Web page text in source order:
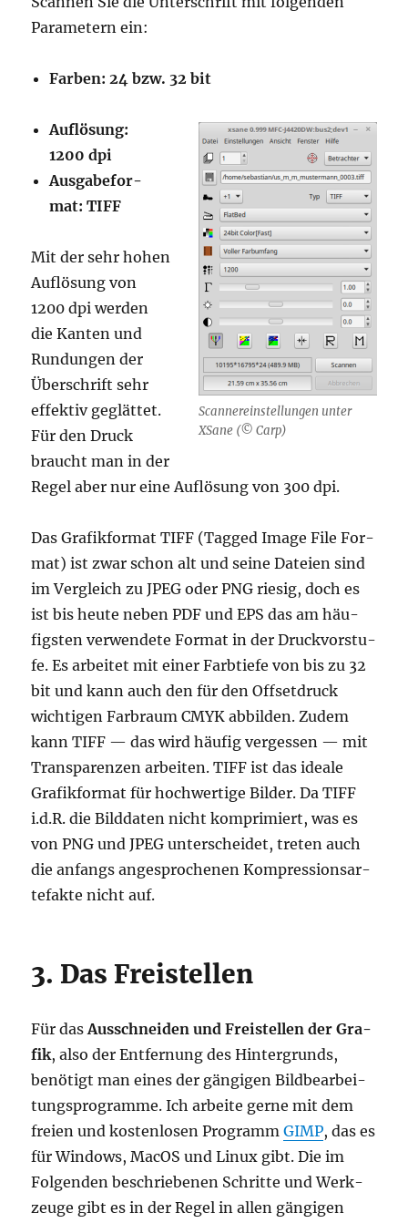
Para­me­tern ein:
Far­ben: 24 bzw. 32 bit
Scan­ner­ein­stel­lun­gen unter
XSa­ne (© Carp)
Auf­lö­sung:
1200 dpi
Aus­ga­be­for­
mat: TIFF
Mit der sehr hohen
Auf­lö­sung von
1200 dpi wer­den
die Kan­ten und
Run­dun­gen der
Über­schrift sehr
effek­tiv geglät­tet.
Für den Druck
braucht man in der
Regel aber nur eine Auf­lö­sung von 300 dpi.
Das Gra­fik­for­mat TIFF (Tag­ged Image File For­
mat) ist zwar schon alt und sei­ne Datei­en sind
im Ver­gleich zu JPEG oder PNG rie­sig, doch es
ist bis heu­te neben PDF und EPS das am häu­
figs­ten ver­wen­de­te For­mat in der Druck­vor­stu­
fe. Es arbei­tet mit einer Farb­tie­fe von bis zu 32
bit und kann auch den für den Off­set­druck
wich­ti­gen Farb­raum CMYK abbil­den. Zudem
kann TIFF — das wird häu­fig ver­ges­sen — mit
Trans­pa­ren­zen arbei­ten. TIFF ist das idea­le
Gra­fik­for­mat für hoch­wer­ti­ge Bil­der. Da TIFF
i.d.R. die Bild­da­ten nicht kom­pri­miert, was es
von PNG und JPEG unter­schei­det, tre­ten auch
die anfangs ange­spro­che­nen Kom­pres­si­ons­ar­
te­fak­te nicht auf.
3. Das Freistellen
Für dasAus­schnei­den und Frei­stel­len der Gra­
fik, also der Ent­fer­nung des Hin­ter­grunds,
benö­tigt man eines der gän­gi­gen Bild­be­ar­bei­
tungs­pro­gram­me. Ich arbei­te ger­ne mit dem
frei­en und kos­ten­lo­sen Pro­grammGIMP, das es
für Win­dows, MacOS und Linux gibt. Die im
Fol­gen­den beschrie­be­nen Schrit­te und Werk­
zeu­ge gibt es in der Regel in allen gän­gi­gen